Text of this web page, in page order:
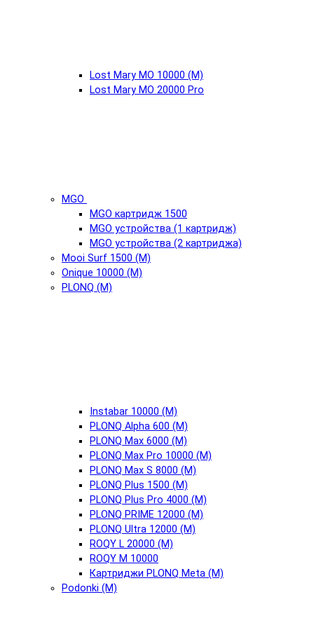
Lost Mary MO 10000 (М)
Lost Mary MO 20000 Pro
MGO
MGO картридж 1500
MGO устройства (1 картридж)
MGO устройства (2 картриджа)
Mooi Surf 1500 (М)
Onique 10000 (М)
PLONQ (М)
Instabar 10000 (М)
PLONQ Alpha 600 (М)
PLONQ Max 6000 (М)
PLONQ Max Pro 10000 (М)
PLONQ Max S 8000 (М)
PLONQ Plus 1500 (М)
PLONQ Plus Pro 4000 (М)
PLONQ PRIME 12000 (М)
PLONQ Ultra 12000 (М)
ROQY L 20000 (М)
ROQY M 10000
Картриджи PLONQ Meta (М)
Podonki (М)